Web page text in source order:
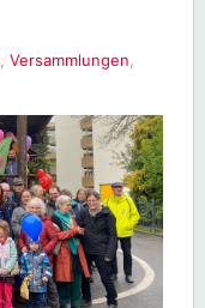
Versammlungen